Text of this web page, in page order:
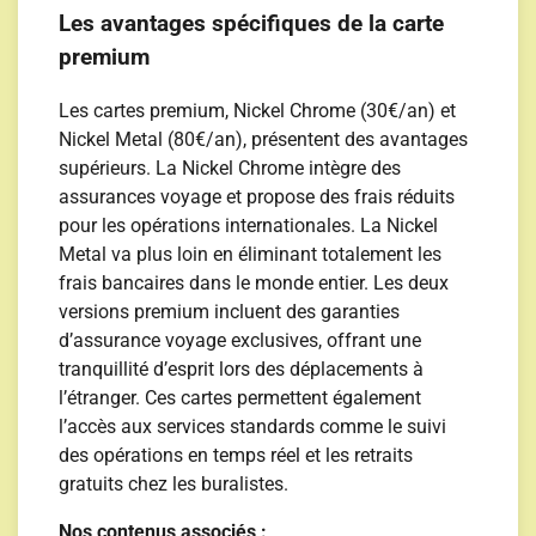
Les avantages spécifiques de la carte
premium
Les cartes premium, Nickel Chrome (30€/an) et
Nickel Metal (80€/an), présentent des avantages
supérieurs. La Nickel Chrome intègre des
assurances voyage et propose des frais réduits
pour les opérations internationales. La Nickel
Metal va plus loin en éliminant totalement les
frais bancaires dans le monde entier. Les deux
versions premium incluent des garanties
d’assurance voyage exclusives, offrant une
tranquillité d’esprit lors des déplacements à
l’étranger. Ces cartes permettent également
l’accès aux services standards comme le suivi
des opérations en temps réel et les retraits
gratuits chez les buralistes.